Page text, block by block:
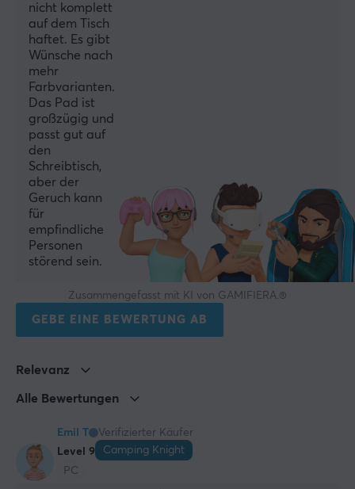
Stoff
Genähte kanten
Ja
Druck
Nein
Beleuchtung
Nein
Handgelenkauflage
Nein
Farbe
Schwarz
GARANTIE
Herstellergarantie
GRÖSSE UND GEWICHT
3 mm
Breite
nicht komplett
auf dem Tisch
haftet. Es gibt
Wünsche nach
mehr
Farbvarianten.
Das Pad ist
großzügig und
passt gut auf
den
Schreibtisch,
aber der
Geruch kann
für
empfindliche
Personen
störend sein.
Zusammengefasst mit KI von GAMIFIERA.®
GEBE EINE BEWERTUNG AB
Relevanz
Alle Bewertungen
Emil T
Verifizierter Käufer
Level 9
Camping Knight
PC